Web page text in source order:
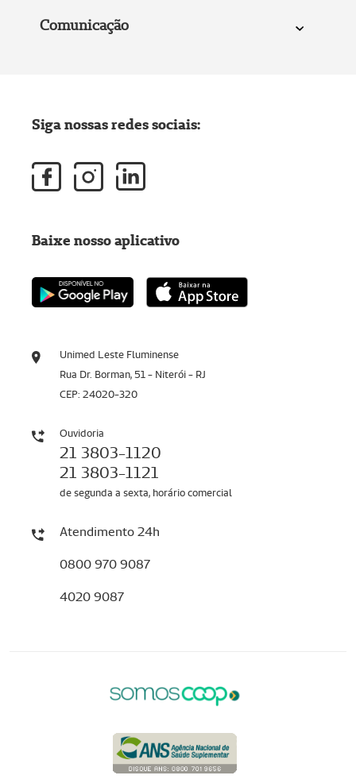
Comunicação
Unimed Leste Fluminense
Rua Dr. Borman, 51 - Niterói - RJ
CEP: 24020-320
Ouvidoria
21 3803-1120
21 3803-1121
de segunda a sexta, horário comercial
Atendimento 24h
0800 970 9087
4020 9087
Siga nossas redes sociais:
Baixe nosso aplicativo